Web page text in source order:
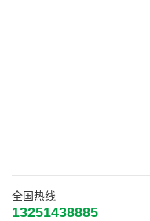
全国热线
13251438885